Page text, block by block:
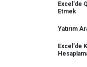
Excel'de
Etmek
Yatırım
Excel'de